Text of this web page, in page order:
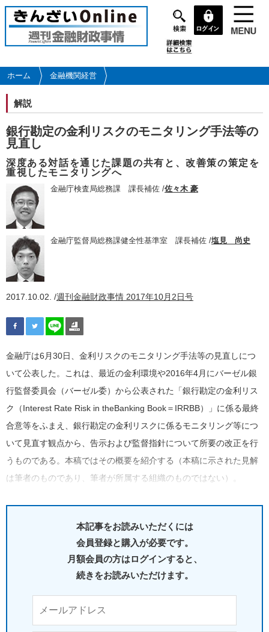
メ
イ
コ
ン
に
移
動
ホーム 金融機関経営
解説
銀行勘定の金利リスクのモニタリング手法等の
見直し
深度ある対話を通じた課題の共有と、改善策の策定を
重視したモニタリングへ
金融庁検査局総務課 課長補佐 /佐々木 豪
金融庁監督局総務課健全性基準室 課長補佐 /塩見 尚史
2017.10.02. /週刊金融財政事情 2017年10月2日号
金融庁は6月30日、金利リスクのモニタリング手法等の見直しにつ
いて公表した。これは、最近の金利環境や2016年4月にバーゼル銀
行監督委員会（バーゼル委）から公表された「銀行勘定の金利リス
ク（Interest Rate Risk in theBanking Book＝IRRBB）」に係る最終
合意等をふまえ、銀行勘定の金利リスクに係るモニタリング等につ
いて見直す観点から、告示および監督指針について所要の改正を行
うものである。本稿ではその概要を紹介する（本稿に示された見解
は筆者のものであり、筆者が所属する組織のものではない）。
本記事をお読みいただくには
会員登録と購入が必要です。
月額会員の方はログインすると、
続きをお読みいただけます。